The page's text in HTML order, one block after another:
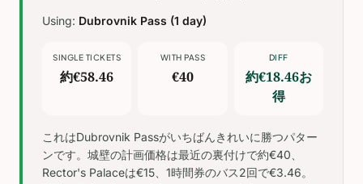
Using: Dubrovnik Pass (1 day)
SINGLE TICKETS
約€58.46
WITH PASS
€40
DIFF
約€18.46お
得
これはDubrovnik Passがいちばんきれいに勝つパター
ンです。城壁の計画価格は最近の裏付けで約€40、
Rector's Palaceは€15、1時間券のバス2回で€3.46。